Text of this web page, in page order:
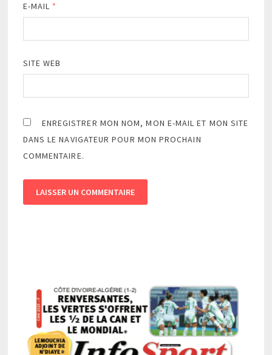
E-MAIL *
SITE WEB
ENREGISTRER MON NOM, MON E-MAIL ET MON SITE
DANS LE NAVIGATEUR POUR MON PROCHAIN
COMMENTAIRE.